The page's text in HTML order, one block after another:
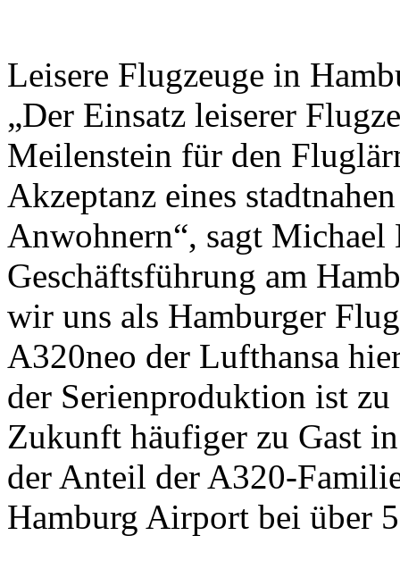
Leisere Flugzeuge in
„Der Einsatz leiserer
Meilenstein für den
Akzeptanz eines
Anwohnern“, sagt Michael
Geschäftsführung am
wir uns als Hamburger
A320neo der Lufthansa
der Serienproduktion ist
Zukunft häufiger zu Gast
der Anteil der A320-
Hamburg Airport bei über